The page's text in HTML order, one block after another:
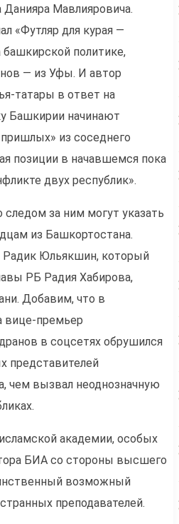
Данияра Мавлияровича.
«Футляр для курая —
политике,
— из Уфы. И автор
татары в ответ на
Башкирии начинают
из соседнего
позиции в начавшемся пока
двух республик».
следом за ним могут указать
из Башкортостана.
Радик Юльякшин, который
РБ Радия Хабирова,
Добавим, что в
вице-премьер
в соцсетях обрушился
представителей
чем вызвал неоднозначную
академии, особых
БИА со стороны высшего
возможный
преподавателей.